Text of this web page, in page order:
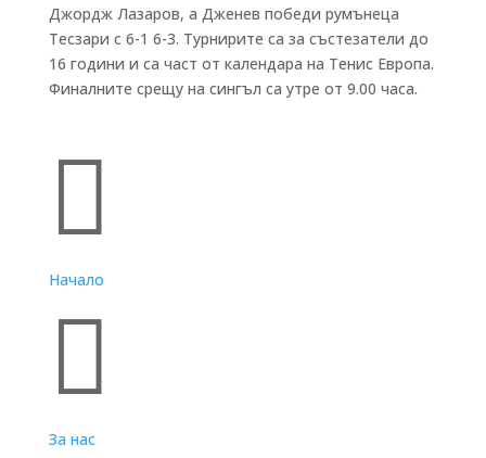
Джордж Лазаров, а Дженев победи румънеца
Тесзари с 6-1 6-3. Турнирите са за състезатели до
16 години и са част от календара на Тенис Европа.
Финалните срещу на сингъл са утре от 9.00 часа.

Начало

За нас